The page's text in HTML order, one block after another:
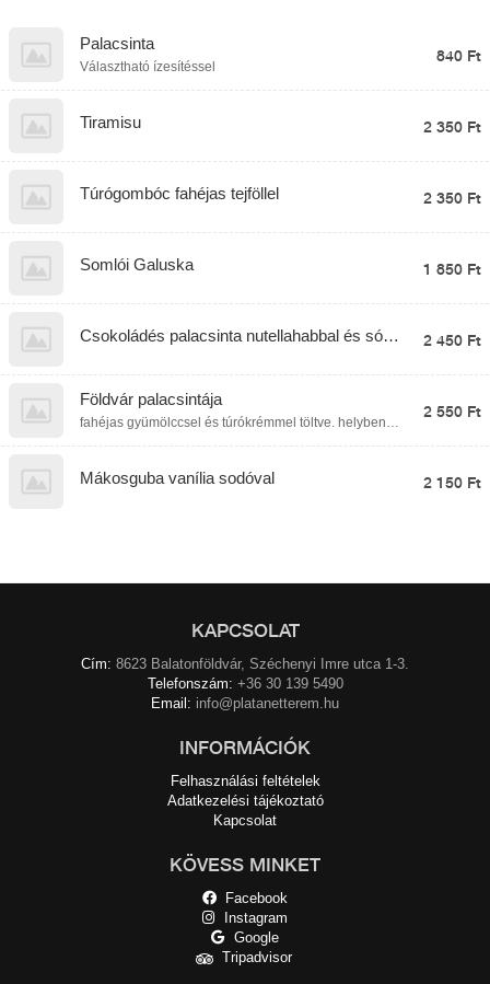
Palacsinta
Választható ízesítéssel
840 Ft
Tiramisu 2 350 Ft
Túrógombóc fahéjas tejföllel 2 350 Ft
Somlói Galuska 1 850 Ft
Csokoládés palacsinta nutellahabbal és sós
2 450 Ft
Földvár palacsintája
fahéjas gyümölccsel és túrókrémmel töltve. helyben
2 550 Ft
Mákosguba vanília sodóval 2 150 Ft
KAPCSOLAT
Cím: 8623 Balatonföldvár, Széchenyi Imre utca 1-3.
Telefonszám: +36 30 139 5490
Email: info@platanetterem.hu
INFORMÁCIÓK
Felhasználási feltételek
Adatkezelési tájékoztató
Kapcsolat
KÖVESS MINKET
Facebook
Instagram
Google
Tripadvisor